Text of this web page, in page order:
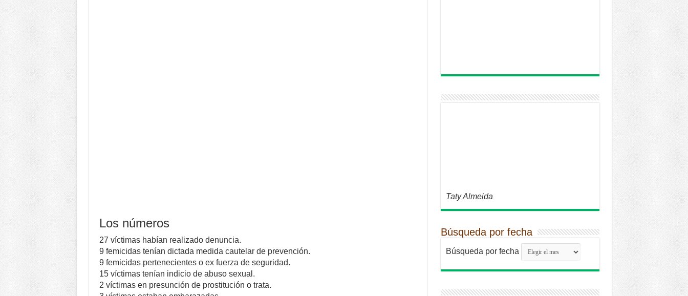
Los números
27 víctimas habían realizado denuncia.
9 femicidas tenían dictada medida cautelar de prevención.
9 femicidas pertenecientes o ex fuerza de seguridad.
15 víctimas tenían indicio de abuso sexual.
2 víctimas en presunción de prostitución o trata.
Taty Almeida
Búsqueda por fecha
Búsqueda por fecha